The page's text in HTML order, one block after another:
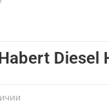
Diesel